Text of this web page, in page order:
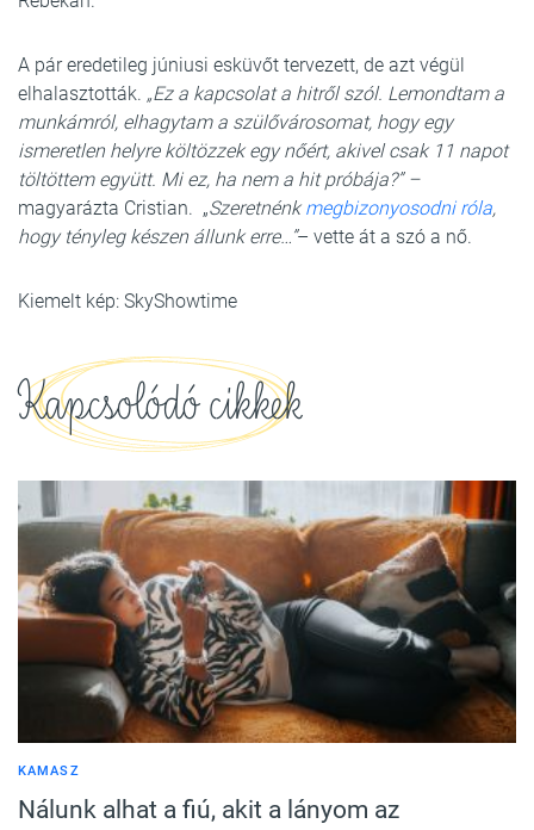
A pár eredetileg júniusi esküvőt tervezett, de azt végül
elhalasztották. „Ez a kapcsolat a hitről szól. Lemondtam a
munkámról, elhagytam a szülővárosomat, hogy egy
ismeretlen helyre költözzek egy nőért, akivel csak 11 napot
töltöttem együtt. Mi ez, ha nem a hit próbája?” –
magyarázta Cristian. „Szeretnénkmegbizonyosodni róla,
hogy tényleg készen állunk erre…”– vette át a szó a nő.
Kiemelt kép: SkyShowtime
Kapcsolódó cikkek
KAMASZ
Nálunk alhat a fiú, akit a lányom az